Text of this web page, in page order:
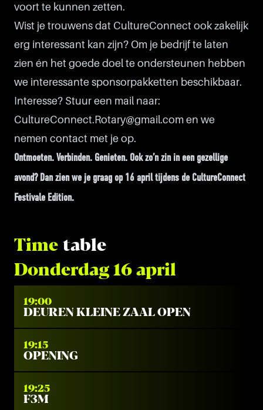
voort te kunnen zetten.
Wist je trouwens dat CultureConnect ook zakelijk
erg interessant kan zijn? Om je bedrijf te laten
zien én het goede doel te ondersteunen hebben
we interessante sponsorpakketten beschikbaar.
Interesse? Stuur een mail naar:
CultureConnect.Rotary@gmail.com en we
nemen contact met je op.
Ontmoeten. Verbinden. Genieten. Ook zo’n zin in een gezellige
avond? Dan zien we je graag op 16 april tijdens de CultureConnect
Festivale Edition.
Time table
Donderdag 16 april
19:00
DEUREN KLEINE ZAAL OPEN
19:15
OPENING
19:25
F3M